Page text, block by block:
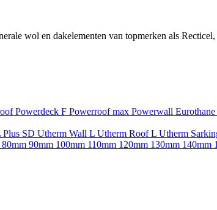
wol en dakelementen van topmerken als
Powerdeck F Powerroof max Powerwall
SD Utherm Wall L Utherm Roof L Utherm
80mm 90mm 100mm 110mm 120mm 130mm 140mm